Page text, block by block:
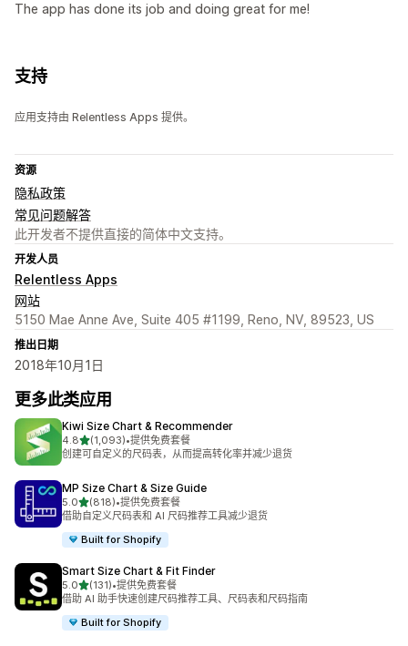
The app has done its job and doing great for me!
支持
应用支持由 Relentless Apps 提供。
资源
隐私政策
常见问题解答
此开发者不提供直接的简体中文支持。
开发人员
Relentless Apps
网站
5150 Mae Anne Ave, Suite 405 #1199, Reno, NV, 89523, US
推出日期
2018年10月1日
更多此类应用
Kiwi Size Chart & Recommender
4.8星（满分 5 星）
(1,093)
总共 1093 条评论
•提供免费套餐
创建可自定义的尺码表，从而提高转化率并减少退货
MP Size Chart & Size Guide
5.0星（满分 5 星）
(818)
总共 818 条评论
•提供免费套餐
借助自定义尺码表和 AI 尺码推荐工具减少退货
Built for Shopify
Smart Size Chart & Fit Finder
5.0星（满分 5 星）
(131)
总共 131 条评论
•提供免费套餐
借助 AI 助手快速创建尺码推荐工具、尺码表和尺码指南
Built for Shopify